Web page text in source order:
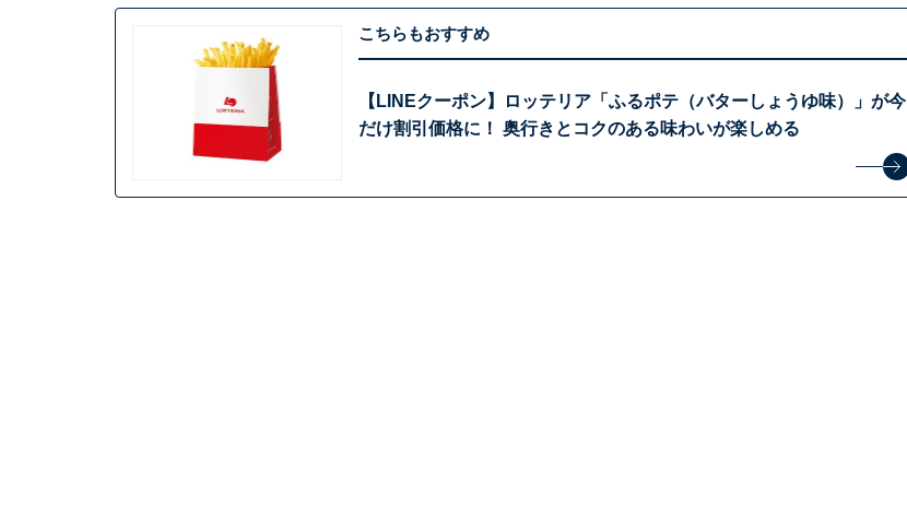
こちらもおすすめ
【LINEクーポン】ロッテリア「ふるポテ（バターしょうゆ味）」が今
だけ割引価格に！ 奥行きとコクのある味わいが楽しめる